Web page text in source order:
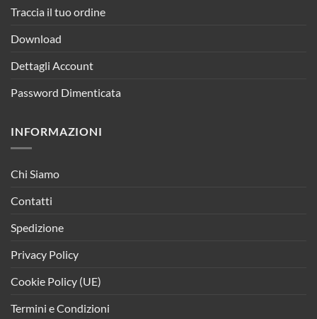
Traccia il tuo ordine
Download
Dettagli Account
Password Dimenticata
INFORMAZIONI
Chi Siamo
Contatti
Spedizione
Privacy Policy
Cookie Policy (UE)
Termini e Condizioni